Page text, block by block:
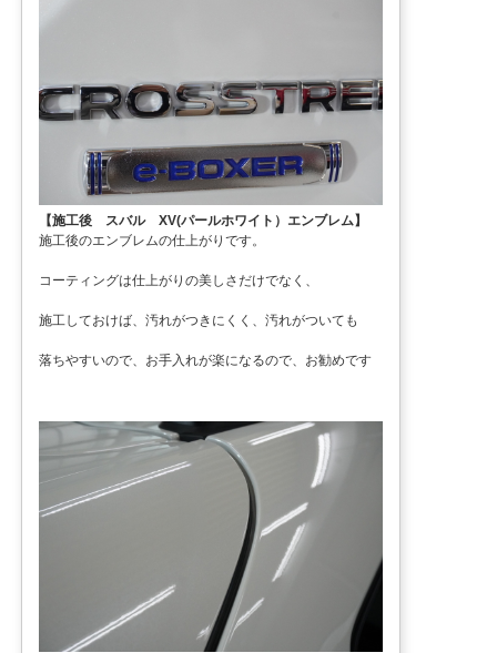
【施工後 スバル XV(パールホワイト）エンブレム】
施工後のエンブレムの仕上がりです。
コーティングは仕上がりの美しさだけでなく、
施工しておけば、汚れがつきにくく、汚れがついても
落ちやすいので、お手入れが楽になるので、お勧めです